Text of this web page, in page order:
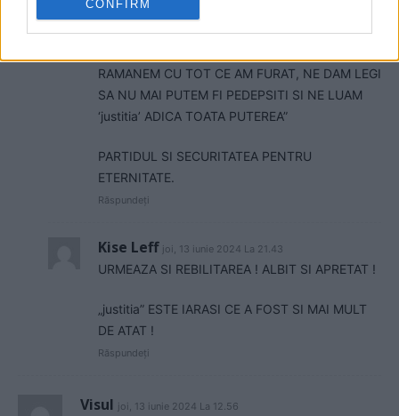
CONFIRM
SINGURUL PROIECT PENTRU romania
EXECUTAT CU MAXIMA DETERMINARE,
RAMANEM CU TOT CE AM FURAT, NE DAM LEGI
SA NU MAI PUTEM FI PEDEPSITI SI NE LUAM
‘justitia’ ADICA TOATA PUTEREA”
PARTIDUL SI SECURITATEA PENTRU
ETERNITATE.
Răspundeți
Kise Leff joi, 13 iunie 2024 La 21.43
URMEAZA SI REBILITAREA ! ALBIT SI APRETAT !
„justitia” ESTE IARASI CE A FOST SI MAI MULT
DE ATAT !
Răspundeți
Visul joi, 13 iunie 2024 La 12.56